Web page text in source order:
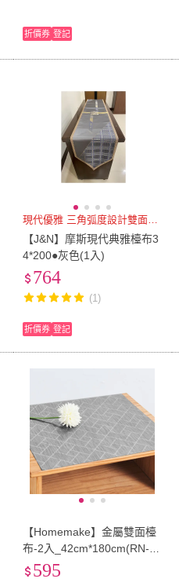
折價券 登記
現代優雅 三角弧度設計雙面使用
【J&N】摩斯現代典雅檯布3
4*200●灰色(1入)
764
(1)
折價券 登記
【Homemake】金屬雙面檯
布-2入_42cm*180cm(RN-T
C177-A026-C)
595